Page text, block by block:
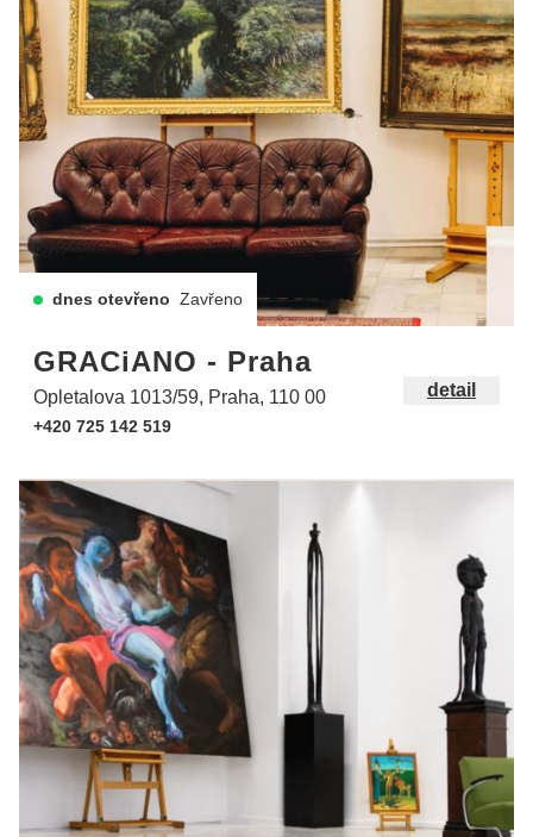
dnes otevřeno Zavřeno
GRACiANO - Praha
Opletalova 1013/59, Praha, 110 00
+420 725 142 519
detail